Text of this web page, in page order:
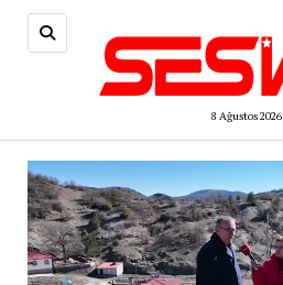
8 Ağustos 2026